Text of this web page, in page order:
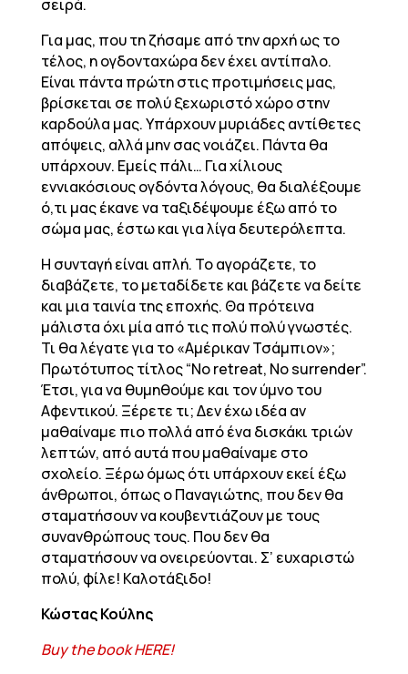
σειρά.
Για μας, που τη ζήσαμε από την αρχή ως το
τέλος, η ογδονταχώρα δεν έχει αντίπαλο.
Είναι πάντα πρώτη στις προτιμήσεις μας,
βρίσκεται σε πολύ ξεχωριστό χώρο στην
καρδούλα μας. Υπάρχουν μυριάδες αντίθετες
απόψεις, αλλά μην σας νοιάζει. Πάντα θα
υπάρχουν. Εμείς πάλι… Για χίλιους
εννιακόσιους ογδόντα λόγους, θα διαλέξουμε
ό,τι μας έκανε να ταξιδέψουμε έξω από το
σώμα μας, έστω και για λίγα δευτερόλεπτα.
Η συνταγή είναι απλή. Το αγοράζετε, το
διαβάζετε, το μεταδίδετε και βάζετε να δείτε
και μια ταινία της εποχής. Θα πρότεινα
μάλιστα όχι μία από τις πολύ πολύ γνωστές.
Τι θα λέγατε για το «Αμέρικαν Τσάμπιον»;
Πρωτότυπος τίτλος “No retreat, No surrender”.
Έτσι, για να θυμηθούμε και τον ύμνο του
Αφεντικού. Ξέρετε τι; Δεν έχω ιδέα αν
μαθαίναμε πιο πολλά από ένα δισκάκι τριών
λεπτών, από αυτά που μαθαίναμε στο
σχολείο. Ξέρω όμως ότι υπάρχουν εκεί έξω
άνθρωποι, όπως ο Παναγιώτης, που δεν θα
σταματήσουν να κουβεντιάζουν με τους
συνανθρώπους τους. Που δεν θα
σταματήσουν να ονειρεύονται. Σ’ ευχαριστώ
πολύ, φίλε! Καλοτάξιδο!
Κώστας Κούλης
Buy the book HERE!